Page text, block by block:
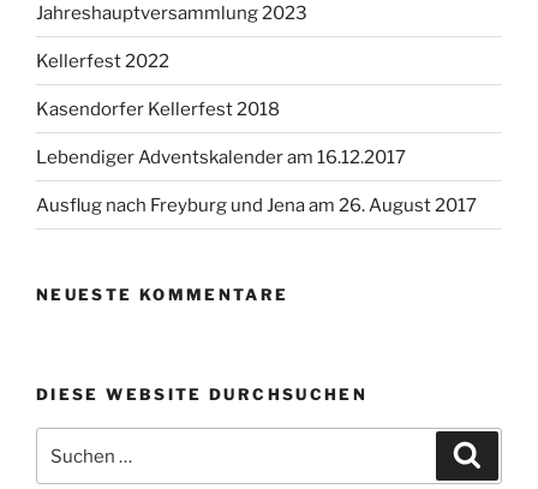
Jahreshauptversammlung 2023
Kellerfest 2022
Kasendorfer Kellerfest 2018
Lebendiger Adventskalender am 16.12.2017
Ausflug nach Freyburg und Jena am 26. August 2017
NEUESTE KOMMENTARE
DIESE WEBSITE DURCHSUCHEN
nach: